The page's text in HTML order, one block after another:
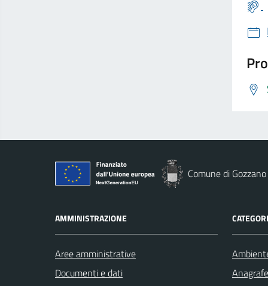
Comune di Gozzano
AMMINISTRAZIONE
Aree amministrative
Documenti e dati